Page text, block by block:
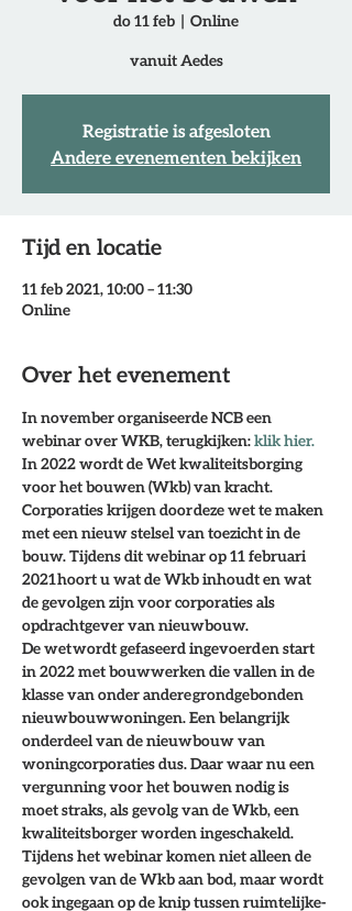
do 11 feb
  |
Online
vanuit Aedes
Registratie is afgesloten
Andere evenementen bekijken
Tijd en locatie
11 feb 2021, 10:00 – 11:30
Online
Over het evenement
In november organiseerde NCB een
webinar over WKB, terugkijken: klik hier.
In 2022 wordt de Wet kwaliteitsborging
voor het bouwen (Wkb) van kracht.
Corporaties krijgen door deze wet te maken
met een nieuw stelsel van toezicht in de
bouw. Tijdens dit webinar op 11 februari
2021 hoort u wat de Wkb inhoudt en wat
de gevolgen zijn voor corporaties als
opdrachtgever van nieuwbouw.
De wet wordt gefaseerd ingevoerd en start
in 2022 met bouwwerken die vallen in de
klasse van onder andere grondgebonden
nieuwbouwwoningen. Een belangrijk
onderdeel van de nieuwbouw van
woningcorporaties dus. Daar waar nu een
vergunning voor het bouwen nodig is
moet straks, als gevolg van de Wkb, een
kwaliteitsborger worden ingeschakeld.
Tijdens het webinar komen niet alleen de
gevolgen van de Wkb aan bod, maar wordt
ook ingegaan op de knip tussen ruimtelijke-